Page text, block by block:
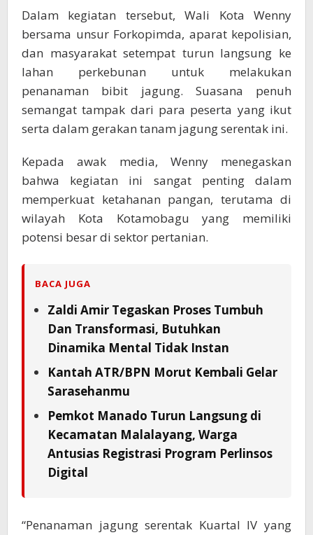
Dalam kegiatan tersebut, Wali Kota Wenny
bersama unsur Forkopimda, aparat kepolisian,
dan masyarakat setempat turun langsung ke
lahan perkebunan untuk melakukan
penanaman bibit jagung. Suasana penuh
semangat tampak dari para peserta yang ikut
serta dalam gerakan tanam jagung serentak ini.
Kepada awak media, Wenny menegaskan
bahwa kegiatan ini sangat penting dalam
memperkuat ketahanan pangan, terutama di
wilayah Kota Kotamobagu yang memiliki
potensi besar di sektor pertanian.
BACA JUGA
Zaldi Amir Tegaskan Proses Tumbuh
Dan Transformasi, Butuhkan
Dinamika Mental Tidak Instan
Kantah ATR/BPN Morut Kembali Gelar
Sarasehanmu
Pemkot Manado Turun Langsung di
Kecamatan Malalayang, Warga
Antusias Registrasi Program Perlinsos
Digital
“Penanaman jagung serentak Kuartal IV yang